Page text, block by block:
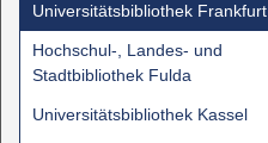
Universitätsbibliothek Frankfurt
Hochschul-, Landes- und
Stadtbibliothek Fulda
Universitätsbibliothek Kassel